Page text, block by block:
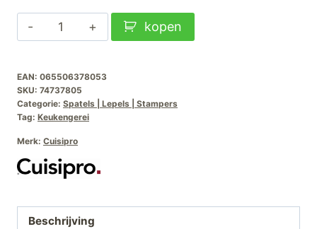
Cuisipro
Piccolo
aantal
kopen
EAN: 065506378053
SKU: 74737805
Categorie: Spatels | Lepels | Stampers
Tag: Keukengerei
Merk: Cuisipro
Beschrijving